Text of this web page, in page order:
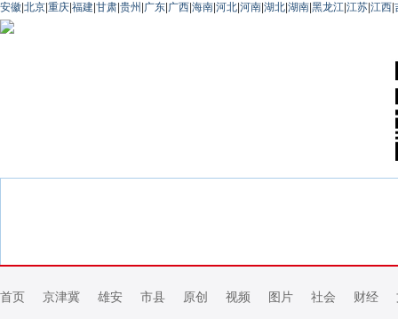
安徽 北京 重庆 福建 甘肃 贵州 广东 广西 海南 河北 河南 湖北 湖南 黑龙江 江苏 江西
首页 京津冀 雄安 市县 原创 视频 图片 社会 财经